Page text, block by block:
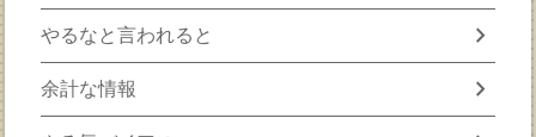
やるなと言われると chevron_right
余計な情報 chevron_right